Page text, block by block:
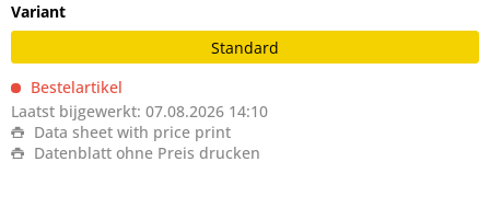
Variant
Standard
Bestelartikel
Laatst bijgewerkt: 07.08.2026 14:10
Data sheet with price print
Datenblatt ohne Preis drucken